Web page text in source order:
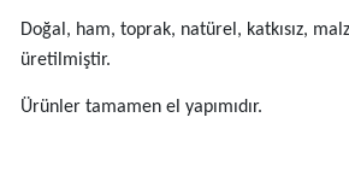
Doğal, ham, toprak, natürel, katkısız,
üretilmiştir.
Ürünler tamamen el yapımıdır.